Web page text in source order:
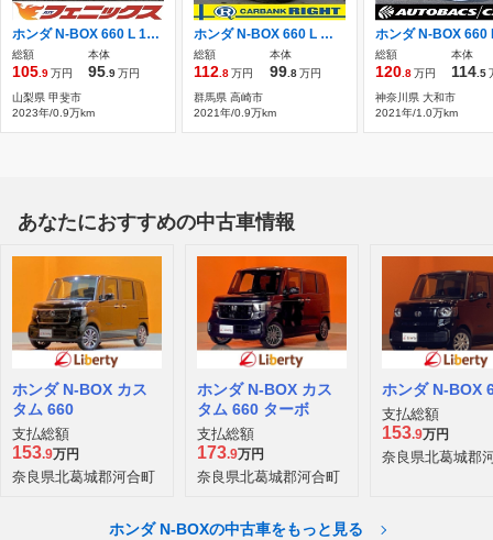
ホンダ N-BOX 660 L 1オーナー/ホンダセンシング/ナビ/Bluetoot
総額
105.9万円
本体
95.9万円
山梨県 甲斐市
2023年/0.9万km
ホンダ N-BOX 660 L 左オートスライド ブレーキサポート
総額
112.8万円
本体
99.8万円
群馬県 高崎市
2021年/0.9万km
総額
120.8万円
本体
114.5
神奈川県 大和市
2021年/1.0万km
あなたにおすすめの中古車情報
ホンダ N-BOX カス
タム 660
支払総額
153.9万円
奈良県北葛城郡河合町
ホンダ N-BOX カス
タム 660 ターボ
支払総額
173.9万円
奈良県北葛城郡河合町
ホンダ N-BOX
支払総額
153.9万円
奈良県北葛城郡
ホンダ N-BOXの中古車をもっと見る